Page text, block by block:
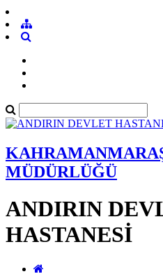
MÜDÜRLÜĞÜ
ANDIRIN
HASTANESİ